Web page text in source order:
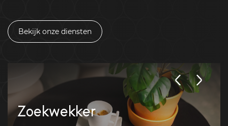
Bekijk onze diensten
Zoekwekker